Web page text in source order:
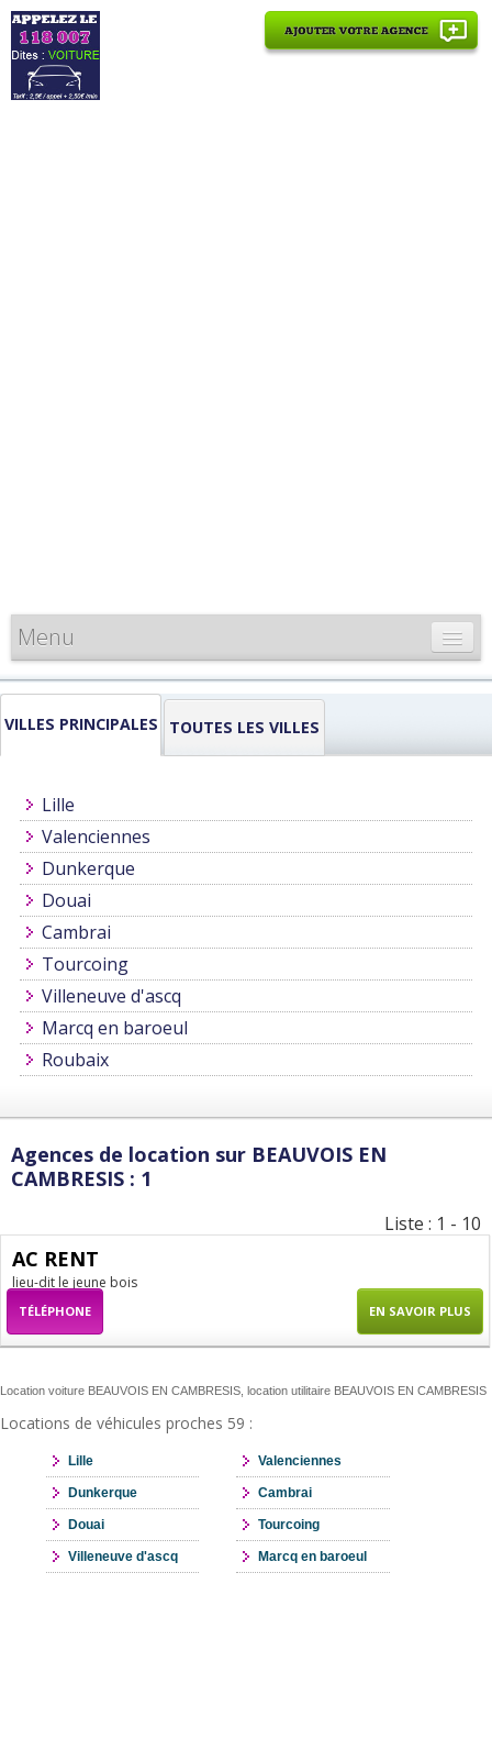
Menu
CARTE DE FRANCE
INFORMATIONS
VILLES PRINCIPALES TOUTES LES VILLES
Lille
Valenciennes
Dunkerque
Douai
Cambrai
Tourcoing
Villeneuve d'ascq
Marcq en baroeul
Roubaix
Agences de location sur BEAUVOIS EN
CAMBRESIS : 1
Liste : 1 - 10
AC RENT
lieu-dit le jeune bois
TÉLÉPHONE EN SAVOIR PLUS
Location voiture BEAUVOIS EN CAMBRESIS, location utilitaire BEAUVOIS EN CAMBRESIS
Locations de véhicules proches 59 :
Lille Valenciennes
Dunkerque Cambrai
Douai Tourcoing
Villeneuve d'ascq Marcq en baroeul